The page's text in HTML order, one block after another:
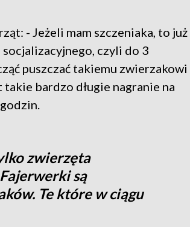
- Jeżeli mam szczeniaka, to już
socjalizacyjnego, czyli do 3
puszczać takiemu zwierzakowi
bardzo długie nagranie na
zwierzęta
są
Te które w ciągu